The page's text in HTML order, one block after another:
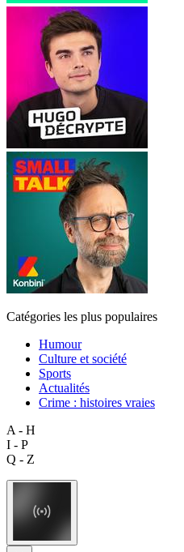
Catégories les plus populaires
Humour
Culture et société
Sports
Actualités
Crime : histoires vraies
A - H
I - P
Q - Z